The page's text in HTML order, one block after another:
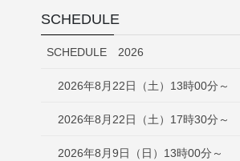
SCHEDULE
SCHEDULE 2026
2026年8月22日（土）13時00分～
2026年8月22日（土）17時30分～
2026年8月9日（日）13時00分～